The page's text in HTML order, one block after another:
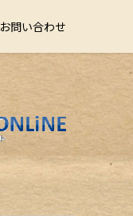
お問い合わせ